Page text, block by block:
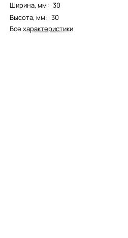
Ширина, мм: 30
Высота, мм: 30
Все характеристики